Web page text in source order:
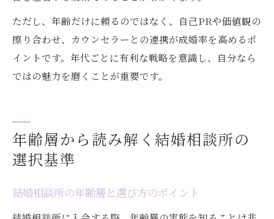
ただし、年齢だけに頼るのではなく、自己PRや価値観の
擦り合わせ、カウンセラーとの連携が成婚率を高めるポ
イントです。年代ごとに有利な戦略を意識し、自分なら
ではの魅力を磨くことが重要です。
年齢層から読み解く結婚相談所の
選択基準
結婚相談所の年齢層と選び方のポイント